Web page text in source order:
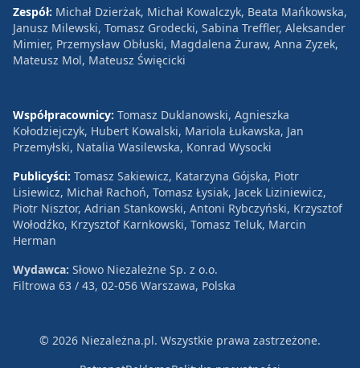
Zespół: Michał Dzierżak, Michał Kowalczyk, Beata Mańkowska,
Janusz Milewski, Tomasz Grodecki, Sabina Treffler, Aleksander
Mimier, Przemysław Obłuski, Magdalena Żuraw, Anna Zyzek,
Mateusz Mol, Mateusz Święcicki
Współpracownicy: Tomasz Duklanowski, Agnieszka
Kołodziejczyk, Hubert Kowalski, Mariola Łukawska, Jan
Przemyłski, Natalia Wasilewska, Konrad Wysocki
Publicyści: Tomasz Sakiewicz, Katarzyna Gójska, Piotr
Lisiewicz, Michał Rachoń, Tomasz Łysiak, Jacek Liziniewicz,
Piotr Nisztor, Adrian Stankowski, Antoni Rybczyński, Krzysztof
Wołodźko, Krzysztof Karnkowski, Tomasz Teluk, Marcin
Herman
Wydawca: Słowo Niezależne Sp. z o.o.
Filtrowa 63 / 43, 02-056 Warszawa, Polska
© 2026 Niezależna.pl. Wszystkie prawa zastrzeżone.